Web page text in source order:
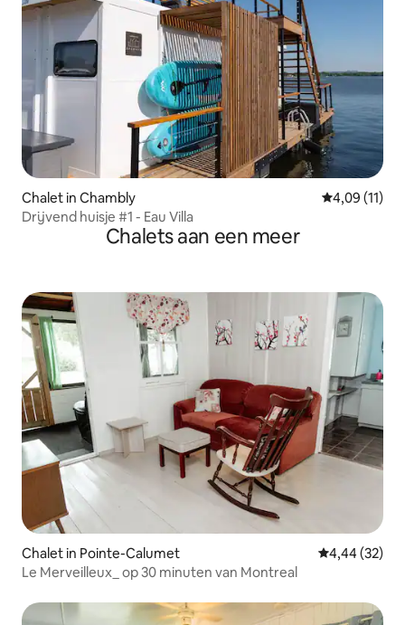
Chalet in Chambly Gemiddelde
4,09 (11)
Drijvend huisje #1 - Eau Villa
Chalets aan een meer
Chalet in Pointe-Calumet Gemiddelde
4,44 (32)
Le Merveilleux_ op 30 minuten van Montreal